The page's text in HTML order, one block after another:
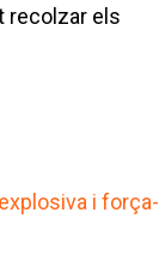
recolzar els
i força-